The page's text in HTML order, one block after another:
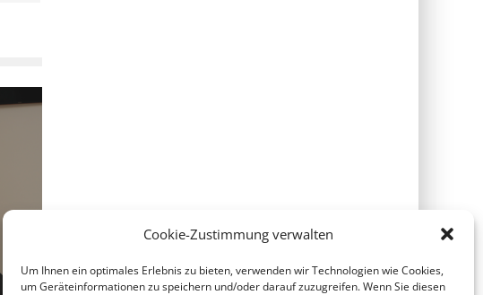
Cookie-Zustimmung verwalten
Um Ihnen ein optimales Erlebnis zu bieten, verwenden wir Technologien wie Cookies,
um Geräteinformationen zu speichern und/oder darauf zuzugreifen. Wenn Sie diesen